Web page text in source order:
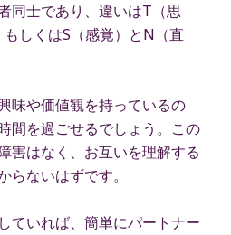
同士であり、違いはT（思
しくはS（感覚）とN（直
味や価値観を持っているの
間を過ごせるでしょう。この
害はなく、お互いを理解する
らないはずです。
ていれば、簡単にパートナー